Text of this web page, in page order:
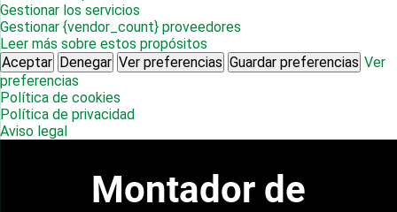
Gestionar los servicios
Gestionar {vendor_count} proveedores
Leer más sobre estos propósitos
Aceptar Denegar Ver preferencias Guardar preferencias Ver
preferencias
Política de cookies
Política de privacidad
Aviso legal
Montador de